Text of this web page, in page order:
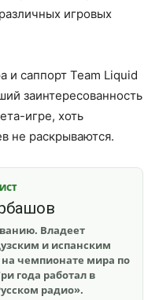
игровых
и саппорт Team Liquid
заинтересованность
игре, хоть
не раскрываются.
Владеет
и испанским
чемпионате мира по
года работал в
радио».